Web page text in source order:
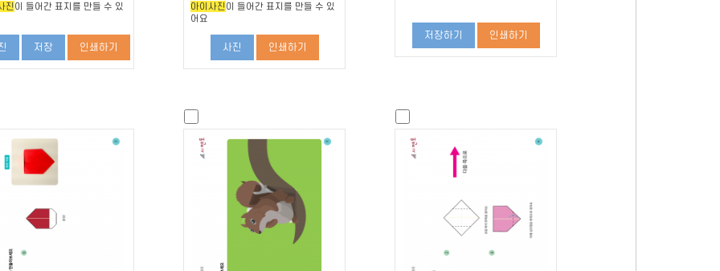
진 이 들어간 표지를 만들 수 있
저장 인쇄하기
아이사진 이 들어간 표지를 만들 수 있
어요
사진 인쇄하기
저장하기 인쇄하기